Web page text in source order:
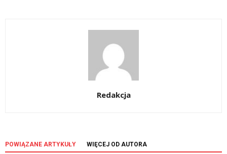
Redakcja
POWIĄZANE ARTYKUŁY WIĘCEJ OD AUTORA